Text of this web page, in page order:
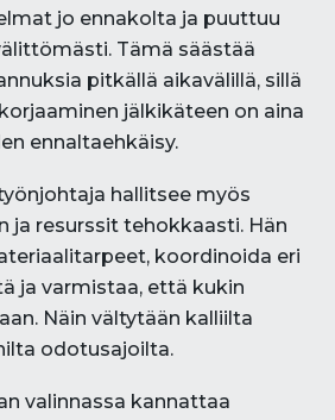
jo ennakolta ja puuttuu
Tämä säästää
pitkällä aikavälillä, sillä
jälkikäteen on aina
ennaltaehkäisy.
hallitsee myös
ja resurssit tehokkaasti. Hän
koordinoida eri
ja varmistaa, että kukin
Näin vältytään kalliilta
odotusajoilta.
valinnassa kannattaa